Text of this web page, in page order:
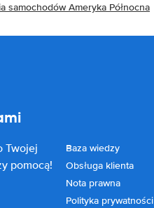
samochodów Ameryka Północna
Twojej
pomocą!
Baza wiedzy
Obsługa klienta
Nota prawna
Polityka prywatności